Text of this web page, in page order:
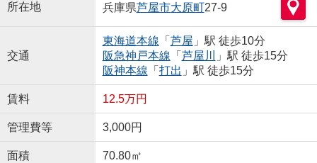
所在地 兵庫県芦屋市大原町27-9
交通
東海道本線 「 芦屋 」駅 徒歩10分
阪急神戸本線 「 芦屋川
」駅 徒歩15分
阪神本線 「 打出 」駅 徒歩15分
賃料 12.5万円
管理費等 3,000円
面積 70.80㎡